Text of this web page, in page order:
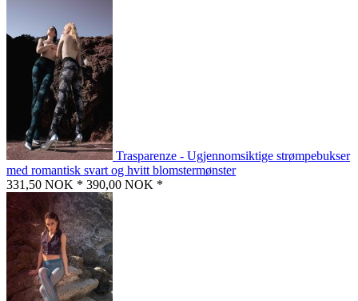
Trasparenze - Ugjennomsiktige strømpebukser
med romantisk svart og hvitt blomstermønster
331,50 NOK * 390,00 NOK *